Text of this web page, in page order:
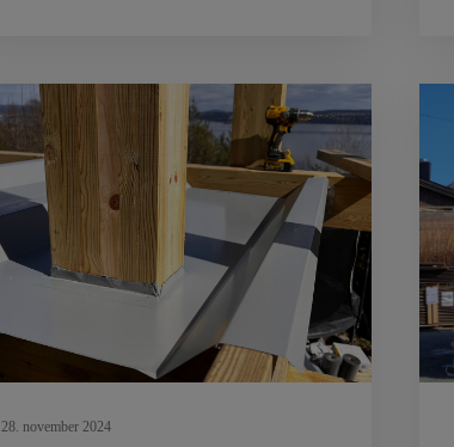
terrassen. Det finnes en utførlig
monteringsanvisning, som vi anbefaler
å lese. […]
28. november 2024